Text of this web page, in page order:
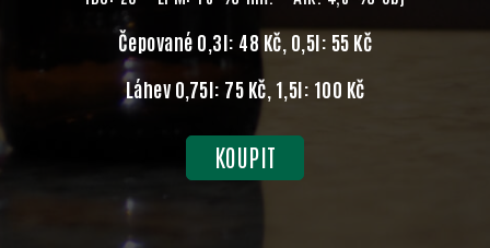
Čepované 0,3l: 48 Kč, 0,5l: 55 Kč
Láhev 0,75l: 75 Kč, 1,5l: 100 Kč
KOUPIT